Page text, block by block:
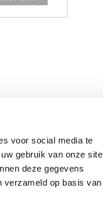
voor social media te
gebruik van onze site
deze gegevens
verzameld op basis van
1 - 20